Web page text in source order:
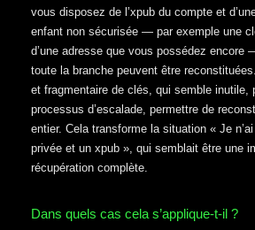
vous disposez de l’xpub du compte et
enfant non sécurisée — par exemple une
d’une adresse que vous possédez encore
toute la branche peuvent être
et fragmentaire de clés, qui semble inutile,
processus d’escalade, permettre de
entier. Cela transforme la situation « Je
privée et un xpub », qui semblait être une
récupération complète.
Dans quels cas cela s’applique-t-il ?